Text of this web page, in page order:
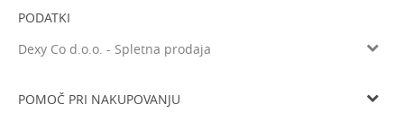
PODATKI
Dexy Co d.o.o. - Spletna prodaja
Tel: 05 933 75 21
POMOČ PRI NAKUPOVANJU